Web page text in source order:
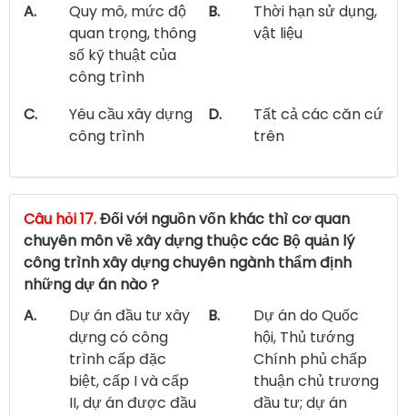
A.
Quy mô, mức độ
quan trọng, thông
số kỹ thuật của
công trình
B.
Thời hạn sử dụng,
vật liệu
C.
Yêu cầu xây dựng
công trình
D.
Tất cả các căn cứ
trên
Câu hỏi 17.Đối với nguồn vốn khác thì cơ quan
chuyên môn về xây dựng thuộc các Bộ quản lý
công trình xây dựng chuyên ngành thẩm định
những dự án nào ?
A.
Dự án đầu tư xây
dựng có công
trình cấp đặc
biệt, cấp I và cấp
II, dự án được đầu
B.
Dự án do Quốc
hội, Thủ tướng
Chính phủ chấp
thuận chủ trương
đầu tư; dự án